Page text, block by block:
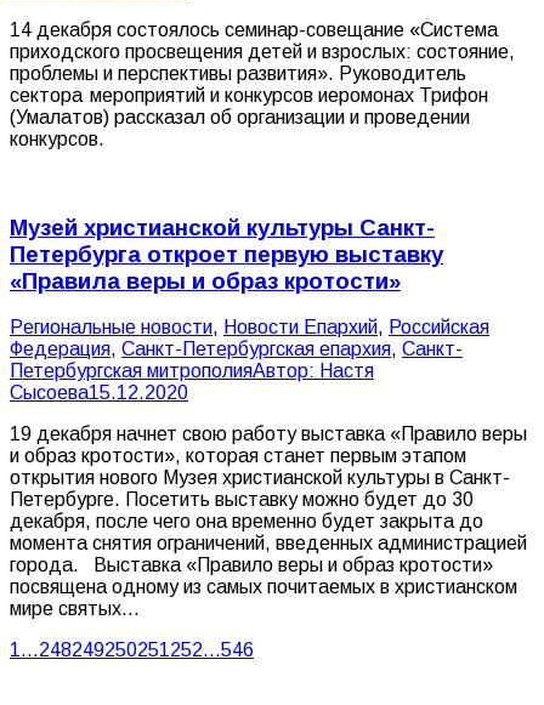
14 декабря состоялось семинар-совещание «Система
приходского просвещения детей и взрослых: состояние,
проблемы и перспективы развития». Руководитель
сектора мероприятий и конкурсов иеромонах Трифон
(Умалатов) рассказал об организации и проведении
конкурсов.
Музей христианской культуры Санкт-
Петербурга откроет первую выставку
«Правила веры и образ кротости»
Pегиональные новости, Новости Епархий, Российская
Федерация, Санкт-Петербургская епархия, Санкт-
Петербургская митрополияАвтор: Настя
Сысоева15.12.2020
19 декабря начнет свою работу выставка «Правило веры
и образ кротости», которая станет первым этапом
открытия нового Музея христианской культуры в Санкт-
Петербурге. Посетить выставку можно будет до 30
декабря, после чего она временно будет закрыта до
момента снятия ограничений, введенных администрацией
города. Выставка «Правило веры и образ кротости»
посвящена одному из самых почитаемых в христианском
мире святых…
1…248249250251252…546